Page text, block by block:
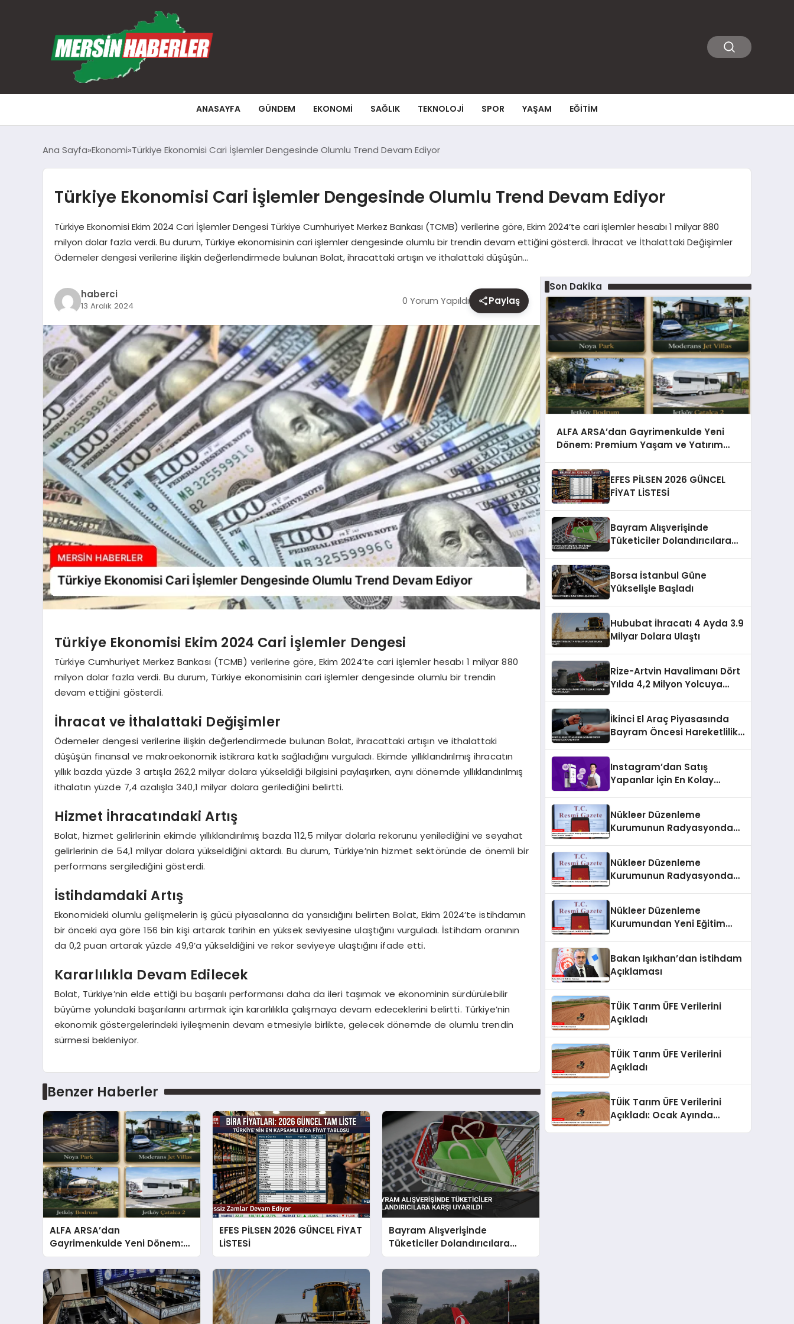
ANASAYFA GÜNDEM EKONOMI SAĞLIK TEKNOLOJI SPOR YAŞAM EĞITIM
Ana Sayfa Ekonomi Türkiye Ekonomisi Cari İşlemler Dengesinde Olumlu Trend Devam Ediyor
Türkiye Ekonomisi Cari İşlemler Dengesinde Olumlu Trend Devam Ediyor
Türkiye Ekonomisi Ekim 2024 Cari İşlemler Dengesi Türkiye Cumhuriyet Merkez Bankası (TCMB) verilerine göre, Ekim 2024’te cari işlemler hesabı 1 milyar 880
milyon dolar fazla verdi. Bu durum, Türkiye ekonomisinin cari işlemler dengesinde olumlu bir trendin devam ettiğini gösterdi. İhracat ve İthalattaki Değişimler
Ödemeler dengesi verilerine ilişkin değerlendirmede bulunan Bolat, ihracattaki artışın ve ithalattaki düşüşün…
haberci
13 Aralık 2024 0 Yorum Yapıldı Paylaş
Türkiye Ekonomisi Ekim 2024 Cari İşlemler Dengesi
Türkiye Cumhuriyet Merkez Bankası (TCMB) verilerine göre, Ekim 2024’te cari işlemler hesabı 1 milyar 880
milyon dolar fazla verdi. Bu durum, Türkiye ekonomisinin cari işlemler dengesinde olumlu bir trendin
devam ettiğini gösterdi.
İhracat ve İthalattaki Değişimler
Ödemeler dengesi verilerine ilişkin değerlendirmede bulunan Bolat, ihracattaki artışın ve ithalattaki
düşüşün finansal ve makroekonomik istikrara katkı sağladığını vurguladı. Ekimde yıllıklandırılmış ihracatın
yıllık bazda yüzde 3 artışla 262,2 milyar dolara yükseldiği bilgisini paylaşırken, aynı dönemde yıllıklandırılmış
ithalatın yüzde 7,4 azalışla 340,1 milyar dolara gerilediğini belirtti.
Hizmet İhracatındaki Artış
Bolat, hizmet gelirlerinin ekimde yıllıklandırılmış bazda 112,5 milyar dolarla rekorunu yenilediğini ve seyahat
gelirlerinin de 54,1 milyar dolara yükseldiğini aktardı. Bu durum, Türkiye’nin hizmet sektöründe de önemli bir
performans sergilediğini gösterdi.
İstihdamdaki Artış
Ekonomideki olumlu gelişmelerin iş gücü piyasalarına da yansıdığını belirten Bolat, Ekim 2024’te istihdamın
bir önceki aya göre 156 bin kişi artarak tarihin en yüksek seviyesine ulaştığını vurguladı. İstihdam oranının
da 0,2 puan artarak yüzde 49,9’a yükseldiğini ve rekor seviyeye ulaştığını ifade etti.
Kararlılıkla Devam Edilecek
Bolat, Türkiye’nin elde ettiği bu başarılı performansı daha da ileri taşımak ve ekonominin sürdürülebilir
büyüme yolundaki başarılarını artırmak için kararlılıkla çalışmaya devam edeceklerini belirtti. Türkiye’nin
ekonomik göstergelerindeki iyileşmenin devam etmesiyle birlikte, gelecek dönemde de olumlu trendin
sürmesi bekleniyor.
Benzer Haberler
ALFA ARSA’dan
Gayrimenkulde Yeni Dönem:
Premium Yaşam ve Yatırım
Fırsatları Bir Arada
EFES PİLSEN 2026 GÜNCEL FİYAT
LİSTESİ
Bayram Alışverişinde
Tüketiciler Dolandırıcılara
Karşı Uyarıldı
Son Dakika
ALFA ARSA’dan Gayrimenkulde Yeni
Dönem: Premium Yaşam ve Yatırım
EFES PİLSEN 2026 GÜNCEL
FİYAT LİSTESİ
Bayram Alışverişinde
Tüketiciler Dolandırıcılara
Borsa İstanbul Güne
Yükselişle Başladı
Hububat İhracatı 4 Ayda 3.9
Milyar Dolara Ulaştı
Rize-Artvin Havalimanı Dört
Yılda 4,2 Milyon Yolcuya
İkinci El Araç Piyasasında
Bayram Öncesi Hareketlilik
Instagram’dan Satış
Yapanlar İçin En Kolay
Nükleer Düzenleme
Kurumunun Radyasyondan
Gazete’de Yayımlandı
Nükleer Düzenleme
Kurumunun Radyasyondan
Nükleer Düzenleme
Kurumundan Yeni Eğitim
Bakan Işıkhan’dan İstihdam
Açıklaması
TÜİK Tarım ÜFE Verilerini
Açıkladı
TÜİK Tarım ÜFE Verilerini
Açıkladı
TÜİK Tarım ÜFE Verilerini
Açıkladı: Ocak Ayında